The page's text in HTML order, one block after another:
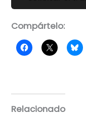
Compártelo:
Relacionado